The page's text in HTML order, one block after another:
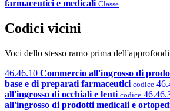
farmaceutici e medicali Classe
Codici vicini
Voci dello stesso ramo prima
46.46.10 Commercio all'ingrosso di
base e di preparati farmaceutici codice
all'ingrosso di occhiali e lenti codice
all'ingrosso di prodotti medicali e